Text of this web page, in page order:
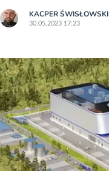
KACPER ŚWISŁO­WSKI
30.05.2023 17:23